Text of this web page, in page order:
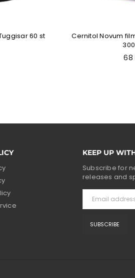
60 st
Cernitol Novum
68
KEEP UP
Subscribe for
releases and
SUBSCRIBE